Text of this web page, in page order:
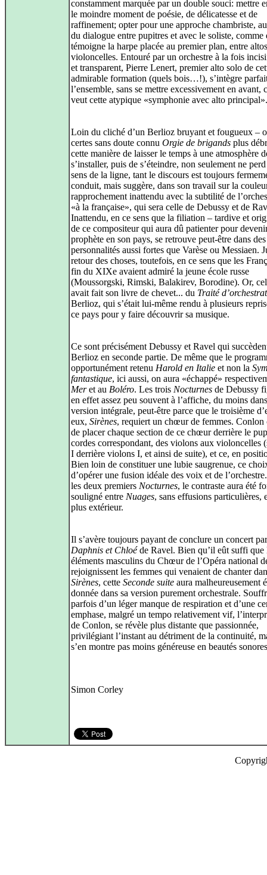
constamment marquée par un double souci: mettre
le moindre moment de poésie, de délicatesse et de
raffinement; opter pour une approche chambriste,
du dialogue entre pupitres et avec le soliste, comme
témoigne la harpe placée au premier plan, entre
violoncelles. Entouré par un orchestre à la fois
et transparent, Pierre Lenert, premier alto solo de
admirable formation (quels bois…!), s’intègre
l’ensemble, sans se mettre excessivement en avant,
veut cette atypique «symphonie avec alto principal».
Loin du cliché d’un Berlioz bruyant et fougueux –
certes sans doute connu Orgie de brigands plus
cette manière de laisser le temps à une atmosphère
s’installer, puis de s’éteindre, non seulement ne
sens de la ligne, tant le discours est toujours
conduit, mais suggère, dans son travail sur la
rapprochement inattendu avec la subtilité de
«à la française», qui sera celle de Debussy et de
Inattendu, en ce sens que la filiation – tardive et
de ce compositeur qui aura dû patienter pour
prophète en son pays, se retrouve peut-être dans des
personnalités aussi fortes que Varèse ou Messiaen.
retour des choses, toutefois, en ce sens que les
fin du XIXe avaient admiré la jeune école russe
(Moussorgski, Rimski, Balakirev, Borodine). Or,
avait fait son livre de chevet... du Traité
Berlioz, qui s’était lui-même rendu à plusieurs
ce pays pour y faire découvrir sa musique.
Ce sont précisément Debussy et Ravel qui
Berlioz en seconde partie. De même que le
opportunément retenu Harold en Italie et non la
fantastique, ici aussi, on aura «échappé»
Meret au Boléro. Les trois Nocturnes de Debussy
en effet assez peu souvent à l’affiche, du moins
version intégrale, peut-être parce que le troisième
eux, Sirènes, requiert un chœur de femmes. Conlon
de placer chaque section de ce chœur derrière le
cordes correspondant, des violons aux violoncelles
I derrière violons I, et ainsi de suite), et ce, en
Bien loin de constituer une lubie saugrenue, ce
d’opérer une fusion idéale des voix et de
les deux premiers Nocturnes, le contraste aura été
souligné entre Nuages, sans effusions particulières,
plus extérieur.
Il s’avère toujours payant de conclure un concert par
Daphnis et Chloéde Ravel. Bien qu’il eût suffi que
éléments masculins du Chœur de l’Opéra national
rejoignissent les femmes qui venaient de chanter
Sirènes, cette Seconde suite aura malheureusement
donnée dans sa version purement orchestrale.
parfois d’un léger manque de respiration et d’une
emphase, malgré un tempo relativement vif,
de Conlon, se révèle plus distante que passionnée,
privilégiant l’instant au détriment de la continuité,
s’en montre pas moins généreuse en beautés
Simon Corley